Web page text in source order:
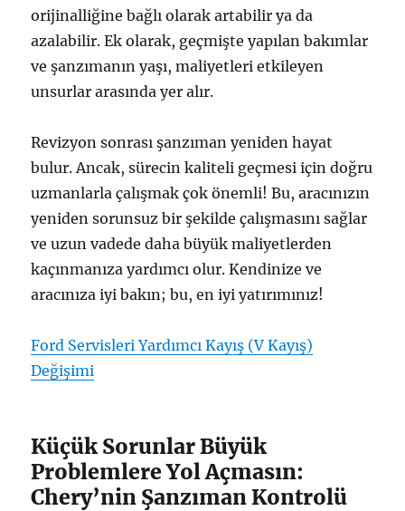
orijinalliğine bağlı olarak artabilir ya da
azalabilir. Ek olarak, geçmişte yapılan bakımlar
ve şanzımanın yaşı, maliyetleri etkileyen
unsurlar arasında yer alır.
Revizyon sonrası şanzıman yeniden hayat
bulur. Ancak, sürecin kaliteli geçmesi için doğru
uzmanlarla çalışmak çok önemli! Bu, aracınızın
yeniden sorunsuz bir şekilde çalışmasını sağlar
ve uzun vadede daha büyük maliyetlerden
kaçınmanıza yardımcı olur. Kendinize ve
aracınıza iyi bakın; bu, en iyi yatırımınız!
Ford Servisleri Yardımcı Kayış (V Kayış)
Değişimi
Küçük Sorunlar Büyük
Problemlere Yol Açmasın:
Chery’nin Şanzıman Kontrolü